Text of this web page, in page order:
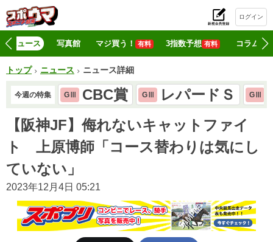
ログイン
ニュース 写真館 マジ買う！ 有料 3指数予想 有料 コラム
トップ ニュース ニュース詳細
今週の特集 GⅢ CBC賞 GⅢ レパードＳ GⅢ
【阪神JF】侮れないキャットファイ
ト 上原博師「コース替わりは気にし
ていない」
2023年12月4日 05:21